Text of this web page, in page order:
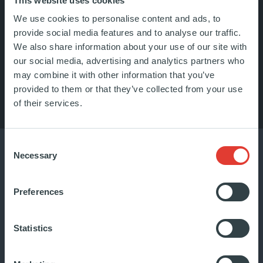
We use cookies to personalise content and ads, to
provide social media features and to analyse our traffic.
We also share information about your use of our site with
our social media, advertising and analytics partners who
may combine it with other information that you’ve
provided to them or that they’ve collected from your use
of their services.
Selection
Necessary
Preferences
Statistics
LISTEN TO OUR PODCAST